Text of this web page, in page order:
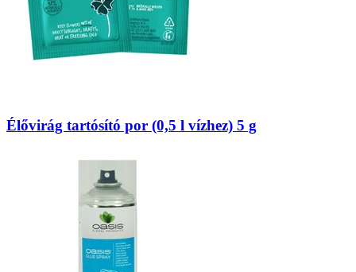
Élővirág tartósító por (0,5 l vízhez) 5 g